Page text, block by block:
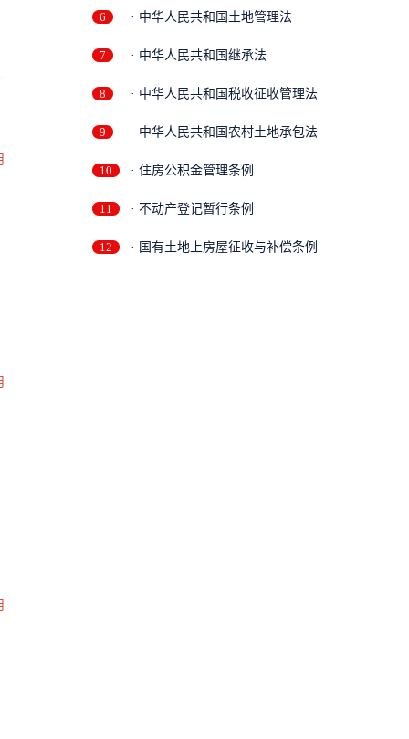
6 · 中华人民共和国土地管理法
7 · 中华人民共和国继承法
8 · 中华人民共和国税收征收管理法
9 · 中华人民共和国农村土地承包法
10 · 住房公积金管理条例
11 · 不动产登记暂行条例
12 · 国有土地上房屋征收与补偿条例